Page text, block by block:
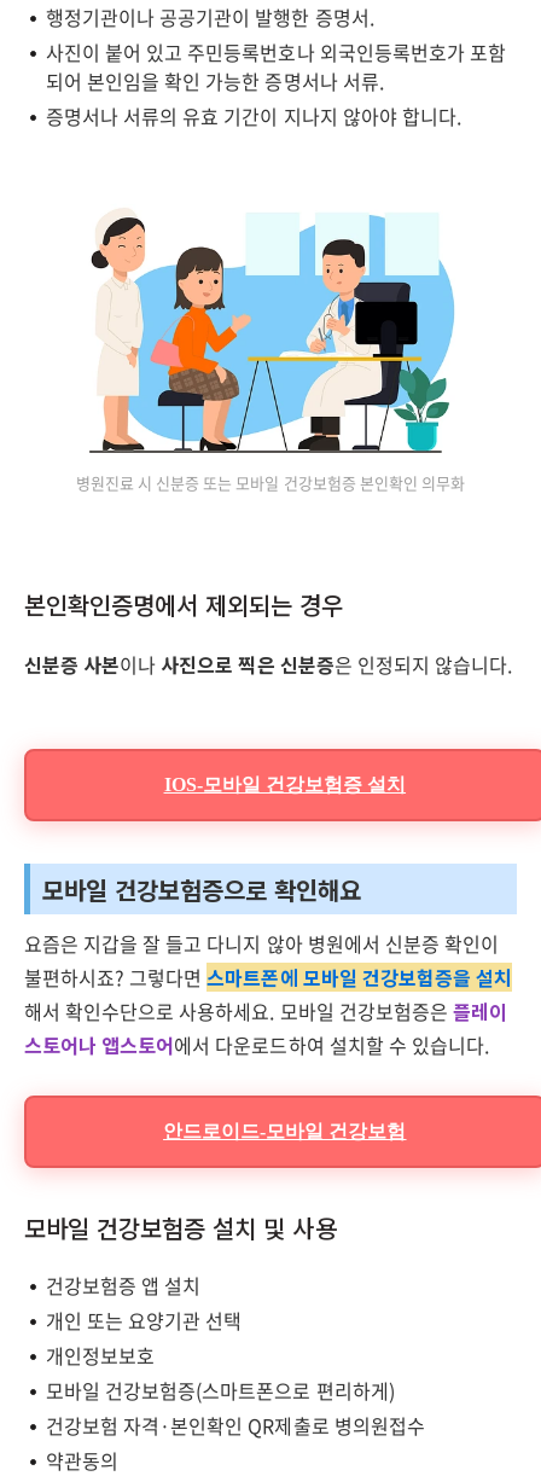
행정기관이나 공공기관이 발행한 증명서.
사진이 붙어 있고 주민등록번호나 외국인등록번호가 포함
되어 본인임을 확인 가능한 증명서나 서류.
증명서나 서류의 유효 기간이 지나지 않아야 합니다.
병원진료 시 신분증 또는 모바일 건강보험증 본인확인 의무화
본인확인증명에서 제외되는 경우
신분증 사본이나 사진으로 찍은 신분증은 인정되지 않습니다.
IOS-모바일 건강보험증 설치
모바일 건강보험증으로 확인해요
요즘은 지갑을 잘 들고 다니지 않아 병원에서 신분증 확인이
불편하시죠? 그렇다면스마트폰에 모바일 건강보험증을 설치
해서 확인수단으로 사용하세요. 모바일 건강보험증은 플레이
스토어나 앱스토어에서 다운로드하여 설치할 수 있습니다.
안드로이드-모바일 건강보험
모바일 건강보험증 설치 및 사용
건강보험증 앱 설치
개인 또는 요양기관 선택
개인정보보호
모바일 건강보험증(스마트폰으로 편리하게)
건강보험 자격·본인확인 QR제출로 병의원접수
약관동의